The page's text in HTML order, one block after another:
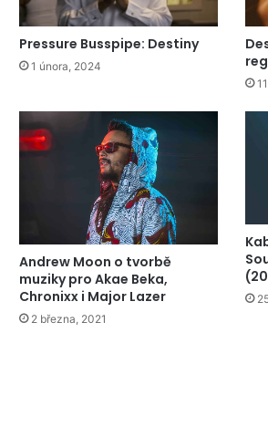
Pressure Busspipe: Destiny
1 února, 2024
Andrew Moon o tvorbě
muziky pro Akae Beka,
Chronixx i Major Lazer
2 března, 2021